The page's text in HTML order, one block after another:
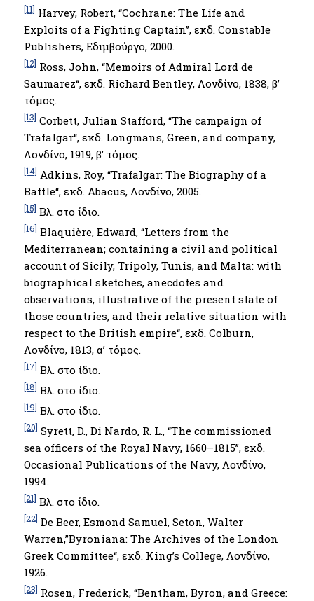
[11] Harvey, Robert, “Cochrane: The Life and
Exploits of a Fighting Captain’’, εκδ. Constable
Publishers, Εδιμβούργο, 2000.
[12] Ross, John, “Memoirs of Admiral Lord de
Saumarez“, εκδ. Richard Bentley, Λονδίνο, 1838, β’
τόμος.
[13] Corbett, Julian Stafford, “The campaign of
Trafalgar“, εκδ. Longmans, Green, and company,
Λονδίνο, 1919, β’ τόμος.
[14] Adkins, Roy, “Trafalgar: The Biography of a
Battle“, εκδ. Abacus, Λονδίνο, 2005.
[15] Βλ. στο ίδιο.
[16] Blaquière, Edward, “Letters from the
Mediterranean; containing a civil and political
account of Sicily, Tripoly, Tunis, and Malta: with
biographical sketches, anecdotes and
observations, illustrative of the present state of
those countries, and their relative situation with
respect to the British empire“, εκδ. Colburn,
Λονδίνο, 1813, α’ τόμος.
[17] Βλ. στο ίδιο.
[18] Βλ. στο ίδιο.
[19] Βλ. στο ίδιο.
[20] Syrett, D., Di Nardo, R. L., “The commissioned
sea officers of the Royal Navy, 1660–1815’’, εκδ.
Occasional Publications of the Navy, Λονδίνο,
1994.
[21] Βλ. στο ίδιο.
[22] De Beer, Esmond Samuel, Seton, Walter
Warren,”Byroniana: The Archives of the London
Greek Committee“, εκδ. King’s College, Λονδίνο,
1926.
[23] Rosen, Frederick, “Bentham, Byron, and Greece: